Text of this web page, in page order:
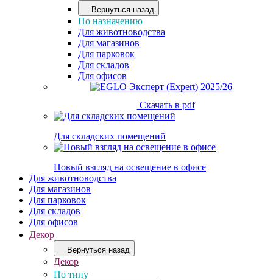
Вернуться назад
По назначению
Для животноводства
Для магазинов
Для парковок
Для складов
Для офисов
Скачать в pdf
Для складских помещений
Новый взгляд на освещение в офисе
Для животноводства
Для магазинов
Для парковок
Для складов
Для офисов
Декор
Вернуться назад
Декор
По типу